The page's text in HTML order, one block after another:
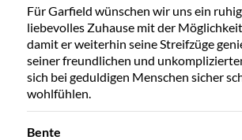
Für Garfield wünschen wir uns ein
liebevolles Zuhause mit der Möglichkeit
damit er weiterhin seine Streifzüge
seiner freundlichen und
sich bei geduldigen Menschen sicher
wohlfühlen.
Bente